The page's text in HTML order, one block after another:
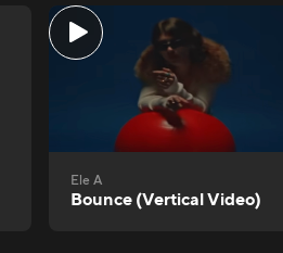
Ele A
Bounce (Vertical Video)